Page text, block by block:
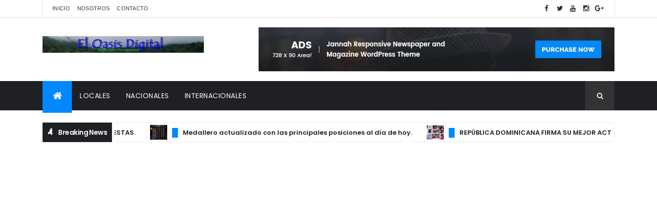
INICIO NOSOTROS CONTACTO
LOCALES NACIONALES INTERNACIONALES
Breaking News
MEDIA POR DIFUNDIR ENCUESTAS. Medallero actualizado con las principales posiciones al día de hoy. REPÚBLICA DOMINICANA FIRMA SU MEJOR ACTUACIÓN EN